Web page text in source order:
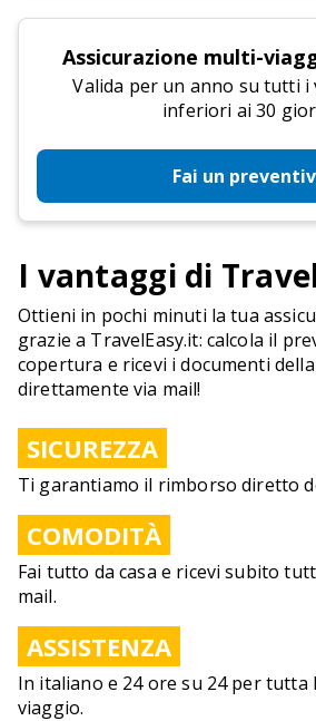
Assicurazione multi-
Valida per un anno su tutti i
inferiori ai 30
Fai un
I vantaggi di
Ottieni in pochi minuti la tua
grazie a TravelEasy.it: calcola il
copertura e ricevi i documenti
direttamente via mail!
SICUREZZA
Ti garantiamo il rimborso diretto
COMODITÀ
Fai tutto da casa e ricevi subito
mail.
ASSISTENZA
In italiano e 24 ore su 24 per tutta
viaggio.